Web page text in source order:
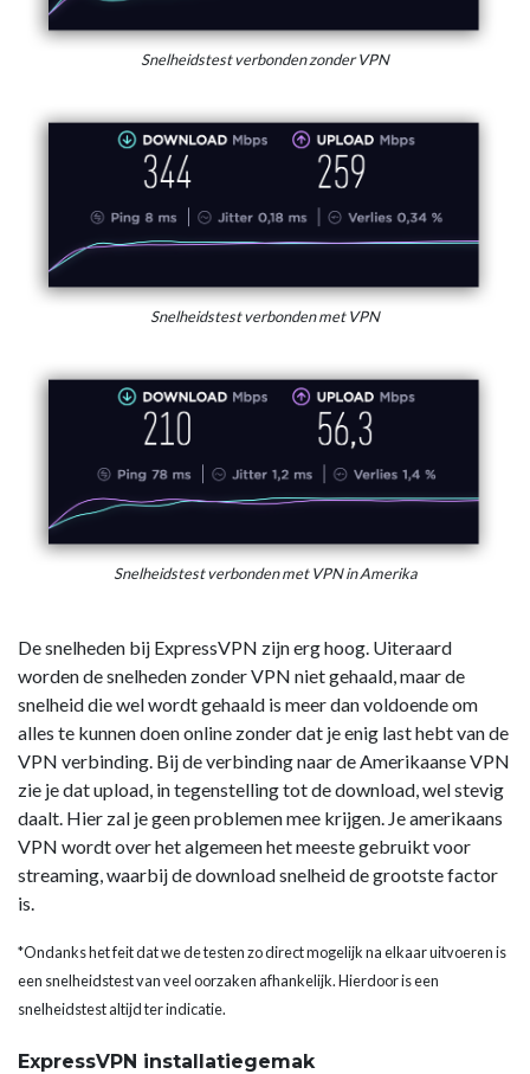
Snelheidstest verbonden zonder VPN
Snelheidstest verbonden met VPN
Snelheidstest verbonden met VPN in Amerika
De snelheden bij ExpressVPN zijn erg hoog. Uiteraard
worden de snelheden zonder VPN niet gehaald, maar de
snelheid die wel wordt gehaald is meer dan voldoende om
alles te kunnen doen online zonder dat je enig last hebt van de
VPN verbinding. Bij de verbinding naar de Amerikaanse VPN
zie je dat upload, in tegenstelling tot de download, wel stevig
daalt. Hier zal je geen problemen mee krijgen. Je amerikaans
VPN wordt over het algemeen het meeste gebruikt voor
streaming, waarbij de download snelheid de grootste factor
is.
*Ondanks het feit dat we de testen zo direct mogelijk na elkaar uitvoeren is
een snelheidstest van veel oorzaken afhankelijk. Hierdoor is een
snelheidstest altijd ter indicatie.
ExpressVPN installatiegemak